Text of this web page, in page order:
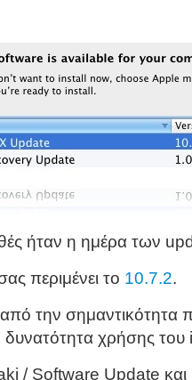
ήταν η ημέρα των
περιμένει το 10.7.2.
την σημαντικότητα
δυνατότητα χρήσης
/ Software Update και